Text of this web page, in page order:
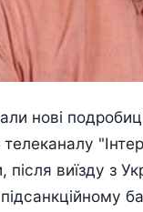
нові
виїзду з